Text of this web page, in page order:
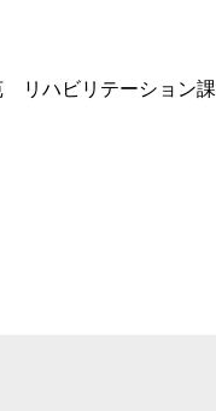
ハビリテーション課